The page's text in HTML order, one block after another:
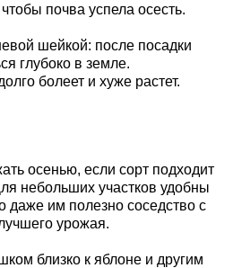
почва успела осесть.
шейкой: после посадки
глубоко в земле.
болеет и хуже растет.
осенью, если сорт подходит
небольших участков удобны
даже им полезно соседство с
урожая.
близко к яблоне и другим